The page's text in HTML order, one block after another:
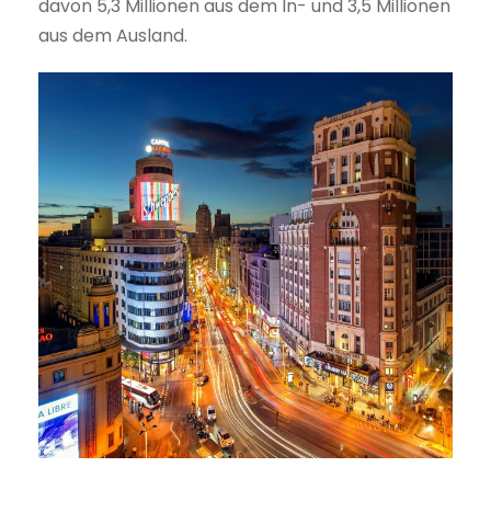
davon 5,3 Millionen aus dem In- und 3,5 Millionen
aus dem Ausland.